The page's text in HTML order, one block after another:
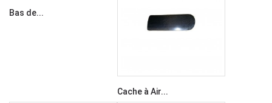
Bas de...
Cache à Air...